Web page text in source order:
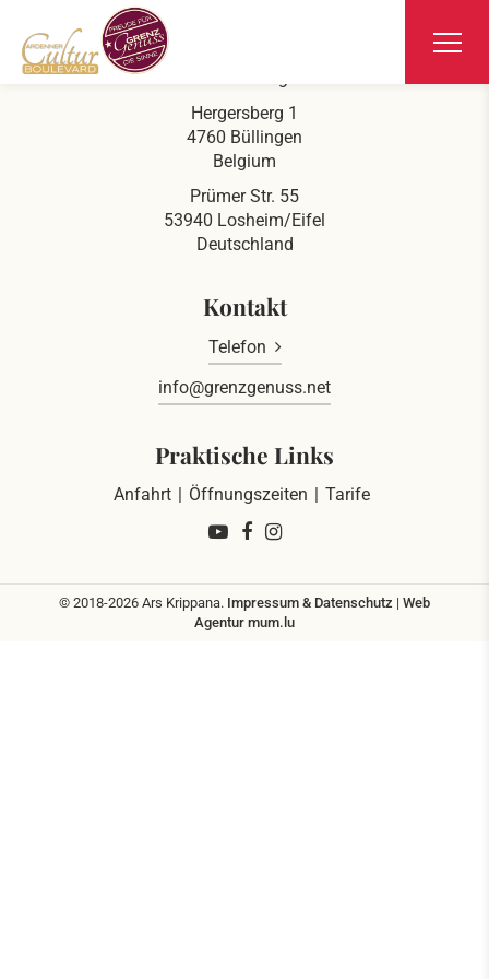
Direkt an der deutsch belgischen Grenze
Hergersberg 1
4760 Büllingen
Belgium
Prümer Str. 55
53940 Losheim/Eifel
Deutschland
Kontakt
Telefon
info@grenzgenuss.net
Praktische Links
Anfahrt Öffnungszeiten Tarife
© 2018-2026 Ars Krippana. Impressum & Datenschutz | Web
Agentur mum.lu